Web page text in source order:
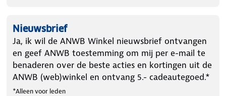
Nieuwsbrief
Ja, ik wil de ANWB Winkel nieuwsbrief ontvangen
en geef ANWB toestemming om mij per e-mail te
benaderen over de beste acties en kortingen uit de
ANWB (web)winkel en ontvang 5.- cadeautegoed.*
*Alleen voor leden